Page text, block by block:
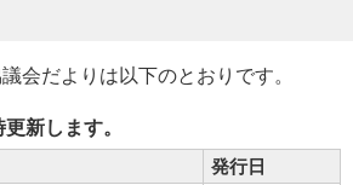
会だよりは以下のとおりです。
新します。
発行日